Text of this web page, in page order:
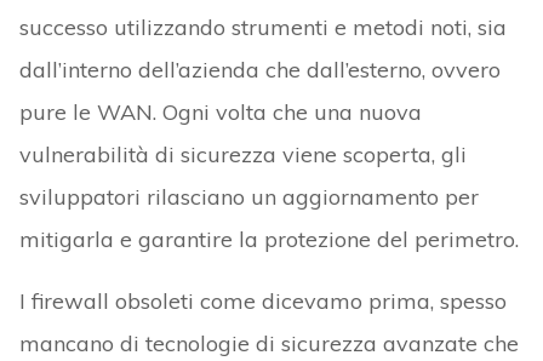
successo utilizzando strumenti e metodi noti, sia
dall’interno dell’azienda che dall’esterno, ovvero
pure le WAN. Ogni volta che una nuova
vulnerabilità di sicurezza viene scoperta, gli
sviluppatori rilasciano un aggiornamento per
mitigarla e garantire la protezione del perimetro.
I firewall obsoleti come dicevamo prima, spesso
mancano di tecnologie di sicurezza avanzate che